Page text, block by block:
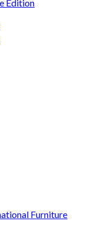
Edition
Furniture